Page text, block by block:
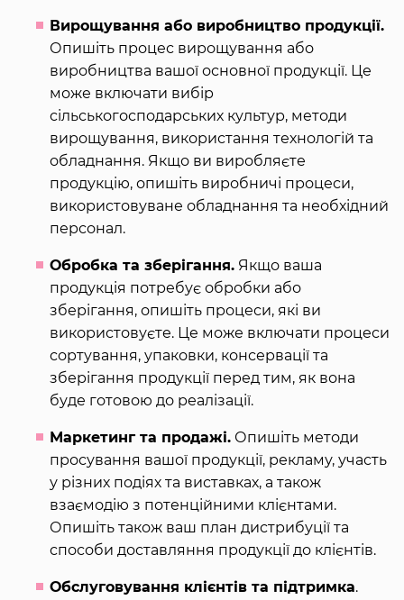
Вирощування або виробництво продукції.
Опишіть процес вирощування або
виробництва вашої основної продукції. Це
може включати вибір
сільськогосподарських культур, методи
вирощування, використання технологій та
обладнання. Якщо ви виробляєте
продукцію, опишіть виробничі процеси,
використовуване обладнання та необхідний
персонал.
Обробка та зберігання. Якщо ваша
продукція потребує обробки або
зберігання, опишіть процеси, які ви
використовуєте. Це може включати процеси
сортування, упаковки, консервації та
зберігання продукції перед тим, як вона
буде готовою до реалізації.
Маркетинг та продажі. Опишіть методи
просування вашої продукції, рекламу, участь
у різних подіях та виставках, а також
взаємодію з потенційними клієнтами.
Опишіть також ваш план дистрибуції та
способи доставляння продукції до клієнтів.
Обслуговування клієнтів та підтримка.